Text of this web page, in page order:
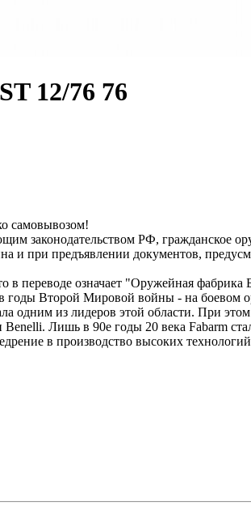
12/76 76
самовывозом!
законодательством РФ, гражданское
и при предъявлении документов,
в переводе означает "Оружейная
годы Второй Мировой войны - на боевом
одним из лидеров этой области. При
Лишь в 90е годы 20 века Fabarm
в производство высоких